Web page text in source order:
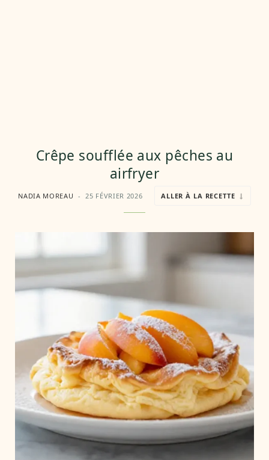
Crêpe soufflée aux pêches au
airfryer
NADIA MOREAU 25 FÉVRIER 2026 ALLER À LA RECETTE